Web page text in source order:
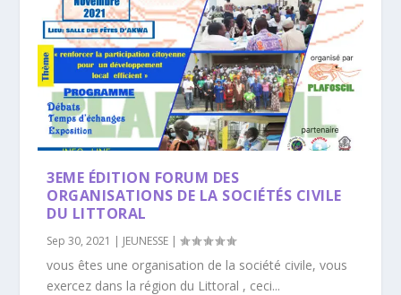
3EME ÉDITION FORUM DES
ORGANISATIONS DE LA SOCIÉTÉS CIVILE
DU LITTORAL
Sep 30, 2021 | JEUNESSE |
vous êtes une organisation de la société civile, vous
exercez dans la région du Littoral , ceci...